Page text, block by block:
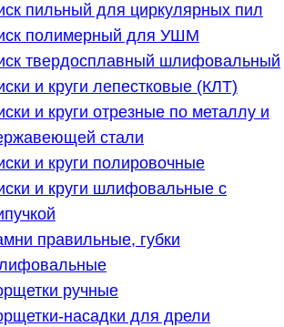
пильный для циркулярных пил
полимерный для УШМ
твердосплавный шлифовальный
и круги лепестковые (КЛТ)
и круги отрезные по металлу и
стали
и круги полировочные
и круги шлифовальные с
правильные, губки
ручные
насадки для дрели